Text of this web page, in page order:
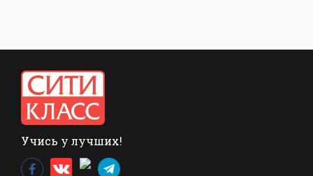
Учись у лучших!